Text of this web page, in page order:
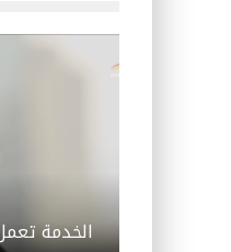
الخدمة